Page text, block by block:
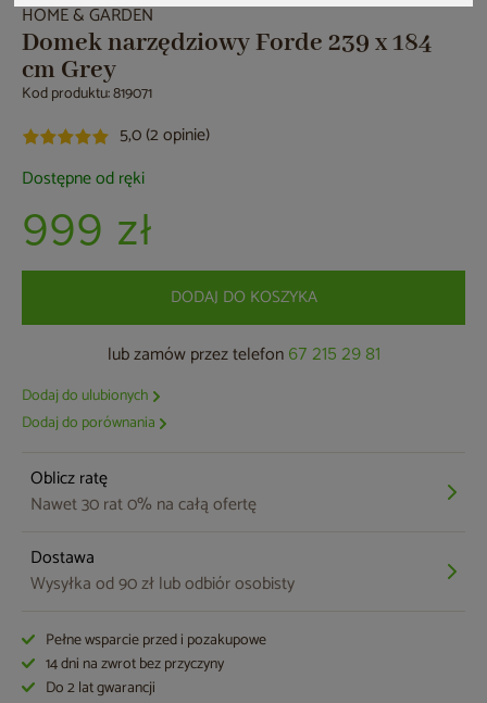
HOME & GARDEN
Domek narzędziowy Forde 239 x 184
cm Grey
Kod produktu: 819071
5,0 (2 opinie)
Dostępne od ręki
999 zł
DODAJ DO KOSZYKA
lub zamów przez telefon 67 215 29 81
Dodaj do ulubionych
Dodaj do porównania
Oblicz ratę
Nawet 30 rat 0% na całą ofertę
Dostawa
Wysyłka od 90 zł lub odbiór osobisty
Pełne wsparcie przed i pozakupowe
14 dni na zwrot bez przyczyny
Do 2 lat gwarancji